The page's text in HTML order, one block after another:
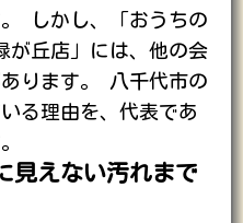
しかし、「おうちの
が丘店」には、他の会
ります。 八千代市の
る理由を、代表であ
見えない汚れまで